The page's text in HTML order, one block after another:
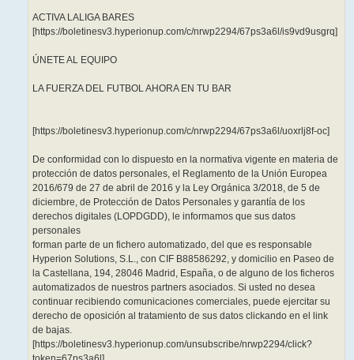
ACTIVA LALIGA BARES
[https://boletinesv3.hyperionup.com/c/nrwp2294/67ps3a6l/is9vd9usgrq]
ÚNETE AL EQUIPO
LA FUERZA DEL FUTBOL AHORA EN TU BAR
[https://boletinesv3.hyperionup.com/c/nrwp2294/67ps3a6l/uoxrlj8f-oc]
De conformidad con lo dispuesto en la normativa vigente en materia de
protección de datos personales, el Reglamento de la Unión Europea
2016/679 de 27 de abril de 2016 y la Ley Orgánica 3/2018, de 5 de
diciembre, de Protección de Datos Personales y garantía de los
derechos digitales (LOPDGDD), le informamos que sus datos
personales
forman parte de un fichero automatizado, del que es responsable
Hyperion Solutions, S.L., con CIF B88586292, y domicilio en Paseo de
la Castellana, 194, 28046 Madrid, España, o de alguno de los ficheros
automatizados de nuestros partners asociados. Si usted no desea
continuar recibiendo comunicaciones comerciales, puede ejercitar su
derecho de oposición al tratamiento de sus datos clickando en el link
de bajas.
[https://boletinesv3.hyperionup.com/unsubscribe/nrwp2294/click?